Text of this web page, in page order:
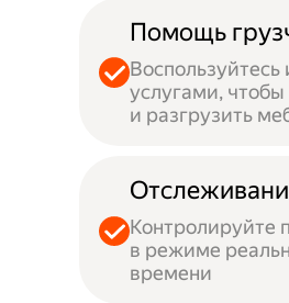
Помощь
Воспользуйтесь
услугами, чтобы
и разгрузить
Контролируйте
в режиме
времени